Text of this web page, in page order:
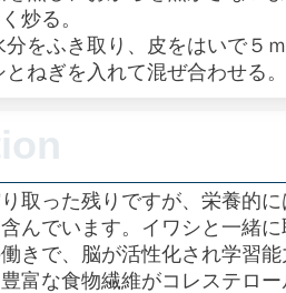
炒る。
をふき取り、皮をはいで５ｍ
ぎを入れて混ぜ合わせる。
取った残りですが、栄養的
んでいます。イワシと一緒
きで、脳が活性化され学習
富な食物繊維がコレステロ